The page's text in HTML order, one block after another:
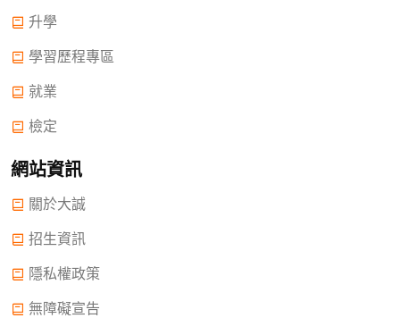
升學
學習歷程專區
就業
檢定
網站資訊
關於大誠
招生資訊
隱私權政策
無障礙宣告